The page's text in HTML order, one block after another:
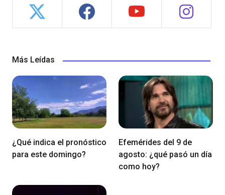
Más Leídas
¿Qué indica el pronóstico
para este domingo?
Efemérides del 9 de
agosto: ¿qué pasó un día
como hoy?